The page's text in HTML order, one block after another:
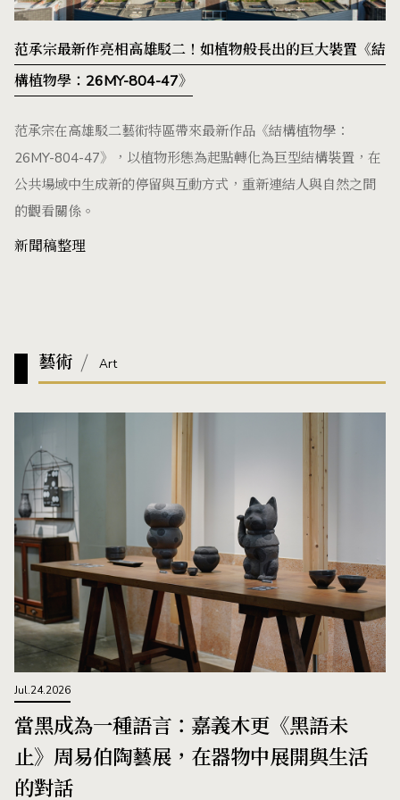
范承宗最新作亮相高雄駁二！如植物般長出的巨大裝置《結
構植物學：26MY-804-47》
范承宗在高雄駁二藝術特區帶來最新作品《結構植物學：
26MY-804-47》，以植物形態為起點轉化為巨型結構裝置，在
公共場域中生成新的停留與互動方式，重新連結人與自然之間
的觀看關係。
新聞稿整理
藝術 Art
Jul.24.2026
當黑成為一種語言：嘉義木更《黑語未
止》周易伯陶藝展，在器物中展開與生活
的對話